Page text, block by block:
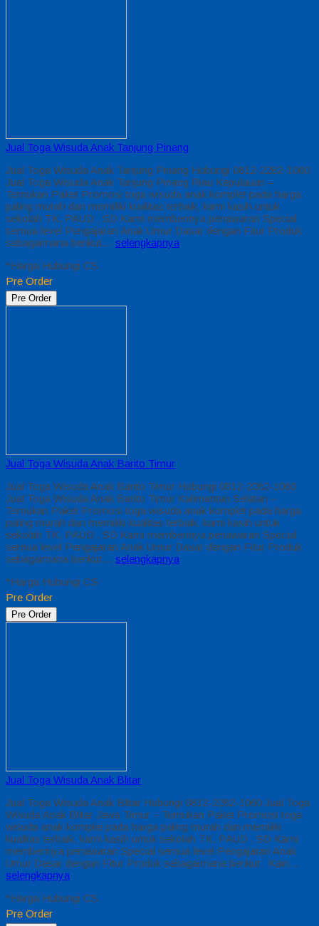
Jual Toga Wisuda Anak Tanjung Pinang
Jual Toga Wisuda Anak Tanjung Pinang Hubungi 0812-2282-1060
Jual Toga Wisuda Anak Tanjung Pinang Riau Kepulauan –
Temukan Paket Promosi toga wisuda anak komplet pada harga
paling murah dan memiliki kualitas terbaik, kami kasih untuk
sekolah TK, PAUD , SD Kami memberinya penawaran Special
semua level Pengajaran Anak Umur Dasar dengan Fitur Produk
sebagaimana berikut… selengkapnya
*Harga Hubungi CS
Pre Order
Pre Order
Jual Toga Wisuda Anak Barito Timur
Jual Toga Wisuda Anak Barito Timur Hubungi 0812-2282-1060
Jual Toga Wisuda Anak Barito Timur Kalimantan Selatan –
Temukan Paket Promosi toga wisuda anak komplet pada harga
paling murah dan memiliki kualitas terbaik, kami kasih untuk
sekolah TK, PAUD , SD Kami memberinya penawaran Special
semua level Pengajaran Anak Umur Dasar dengan Fitur Produk
sebagaimana berikut… selengkapnya
*Harga Hubungi CS
Pre Order
Pre Order
Jual Toga Wisuda Anak Blitar
Jual Toga Wisuda Anak Blitar Hubungi 0812-2282-1060 Jual Toga
Wisuda Anak Blitar Jawa Timur – Temukan Paket Promosi toga
wisuda anak komplet pada harga paling murah dan memiliki
kualitas terbaik, kami kasih untuk sekolah TK, PAUD , SD Kami
memberinya penawaran Special semua level Pengajaran Anak
Umur Dasar dengan Fitur Produk sebagaimana berikut : Kain…
selengkapnya
*Harga Hubungi CS
Pre Order